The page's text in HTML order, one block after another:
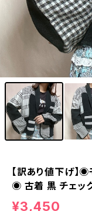
【訳あり値下げ】
◉ 古着 黒 チェッ
¥3,450